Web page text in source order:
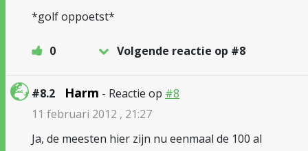
*golf oppoetst*
0 Volgende reactie op #8
#8.2 Harm - Reactie op #8
11 februari 2012 , 21:27
Ja, de meesten hier zijn nu eenmaal de 100 al